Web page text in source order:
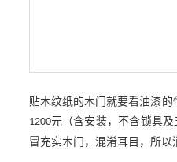
贴木纹纸的木门就要看油漆的
1200元（含安装，不含锁具
冒充实木门，混淆耳目，所以